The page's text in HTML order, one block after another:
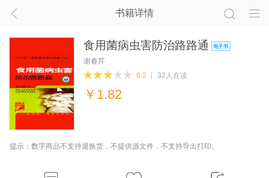
书籍详情
食用菌病虫害防治路路通
谢春芹
6.2
32人在读
￥ 1.82
提示：数字商品不支持退换货，不提供源文件，不支持导出打印。